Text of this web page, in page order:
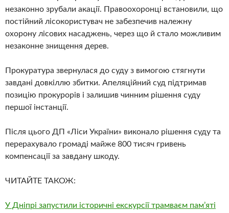
незаконно зрубали акації. Правоохоронці встановили, що
постійний лісокористувач не забезпечив належну
охорону лісових насаджень, через що й стало можливим
незаконне знищення дерев.
Прокуратура звернулася до суду з вимогою стягнути
завдані довкіллю збитки. Апеляційний суд підтримав
позицію прокурорів і залишив чинним рішення суду
першої інстанції.
Після цього ДП «Ліси України» виконало рішення суду та
перерахувало громаді майже 800 тисяч гривень
компенсації за завдану шкоду.
ЧИТАЙТЕ ТАКОЖ:
У Дніпрі запустили історичні екскурсії трамваєм пам’яті